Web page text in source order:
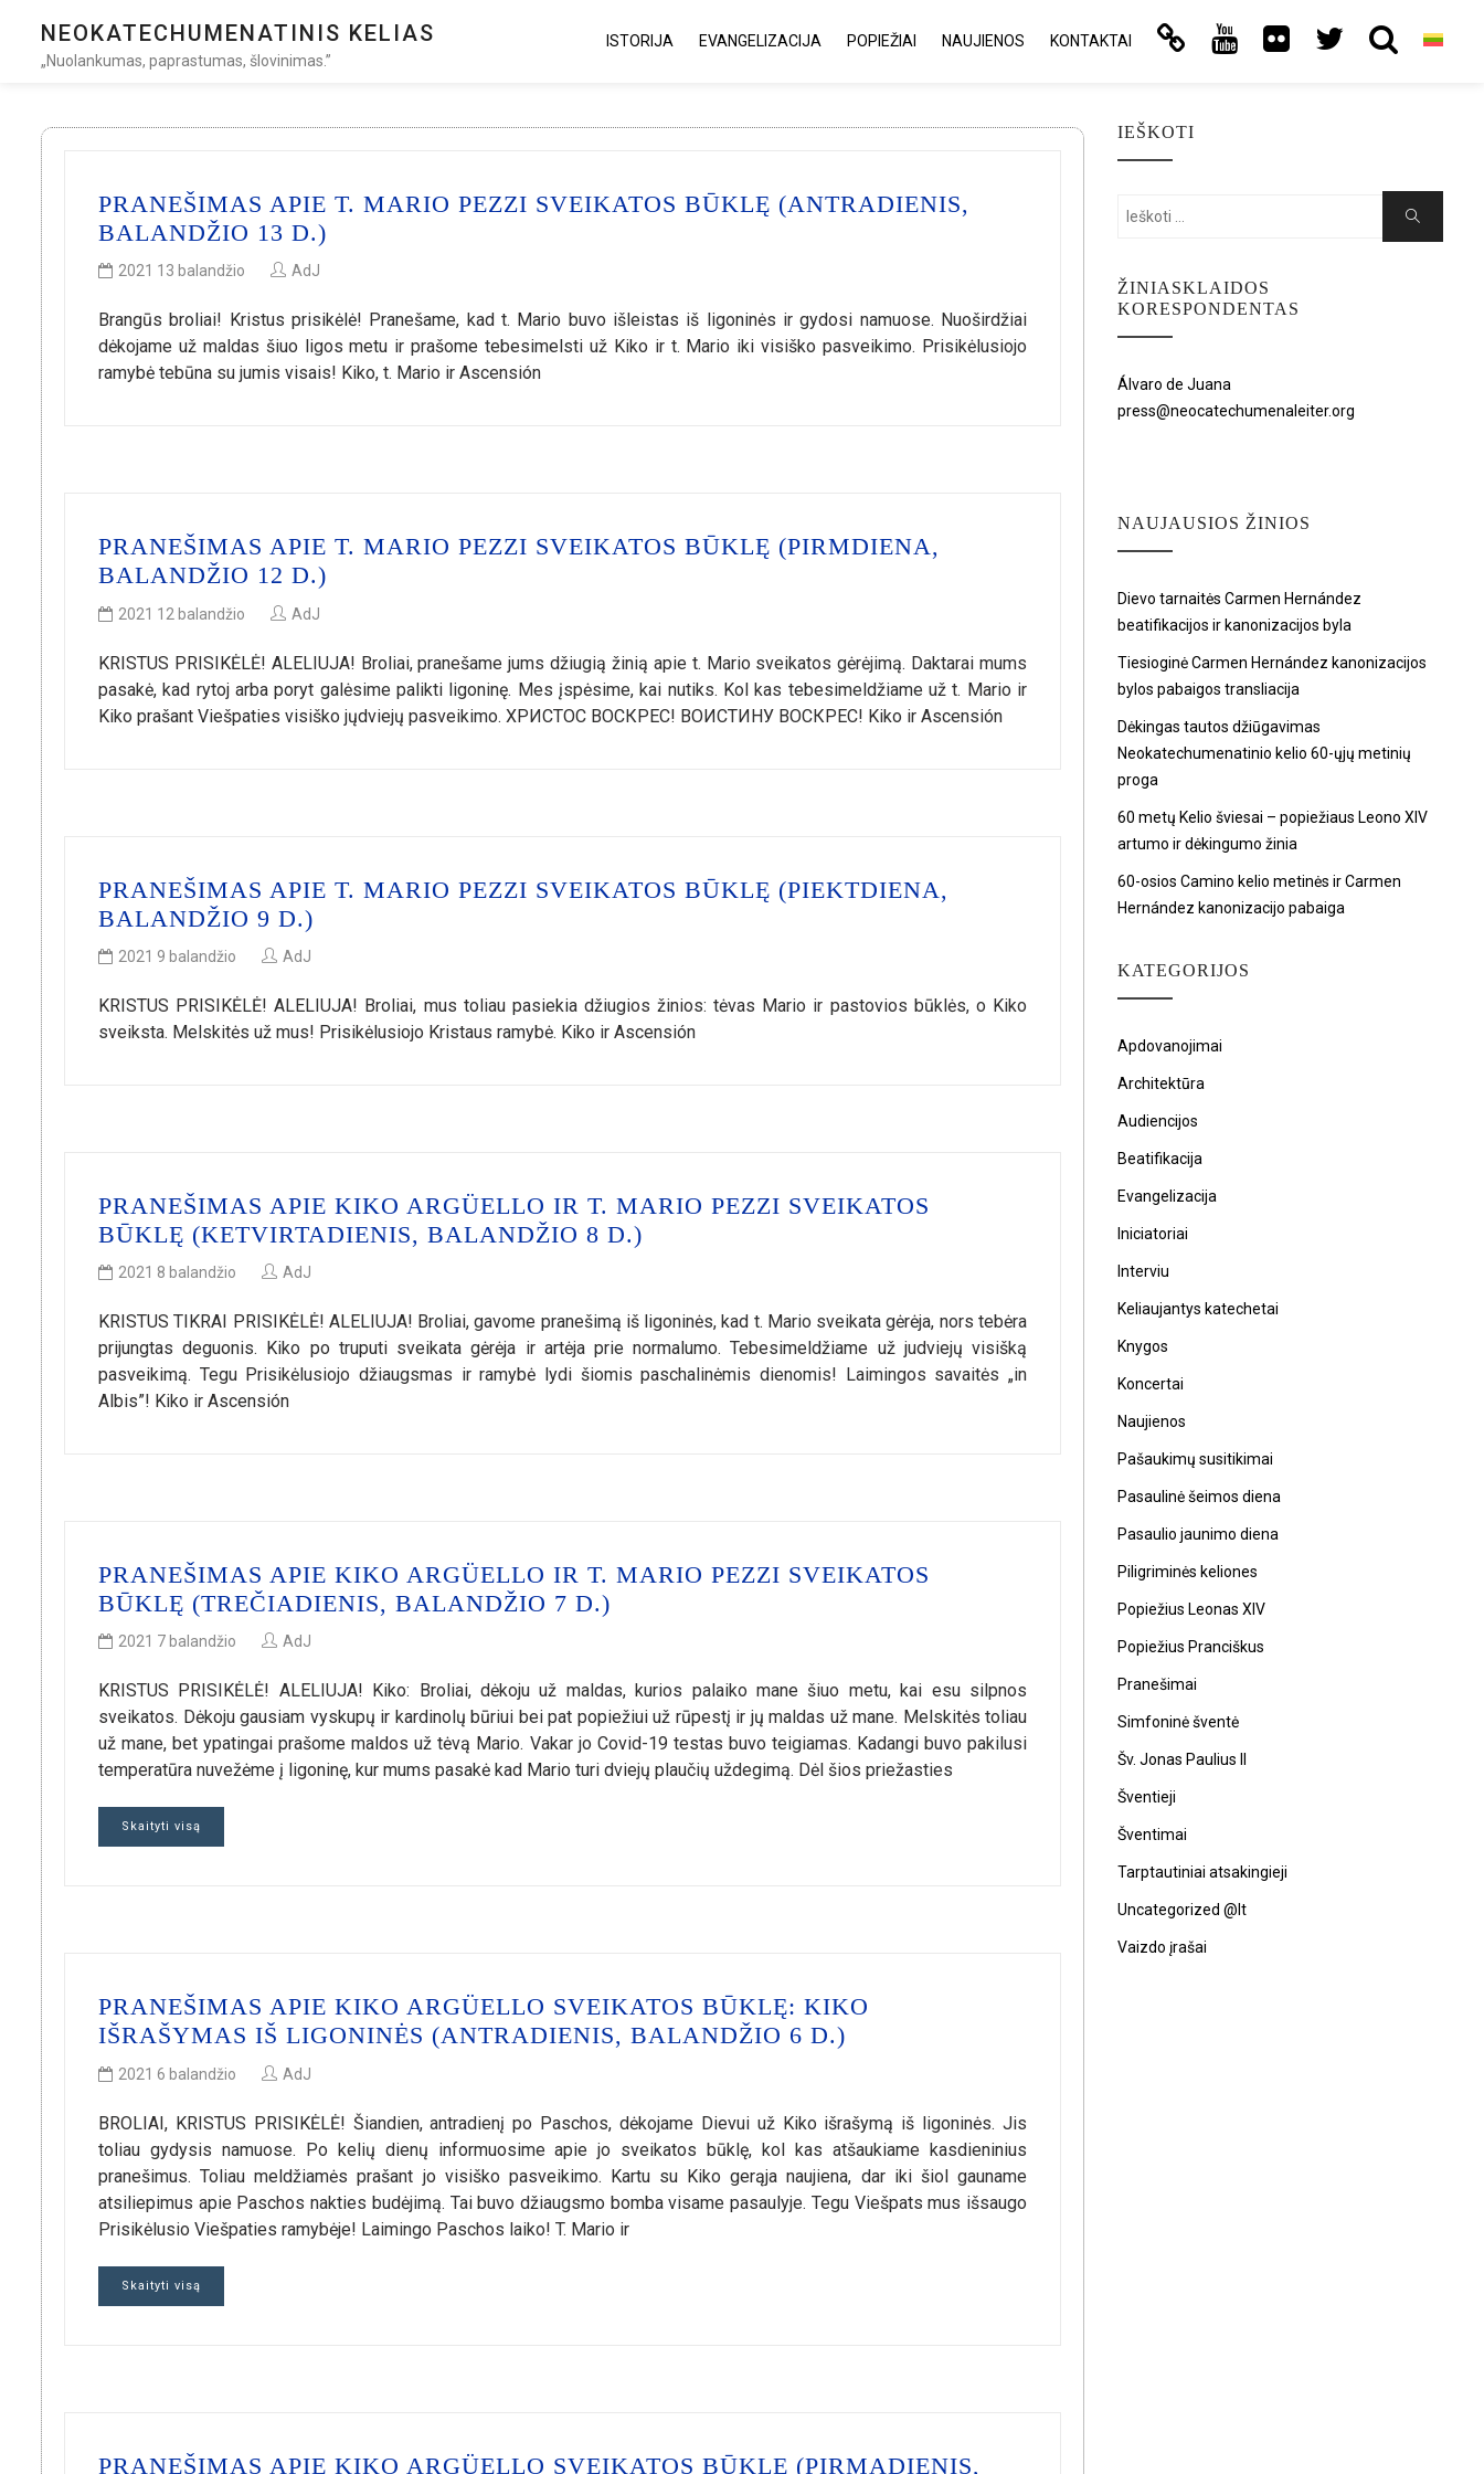
NEOKATECHUMENATINIS KELIAS
„Nuolankumas, paprastumas, šlovinimas.”
ISTORIJA EVANGELIZACIJA POPIEŽIAI NAUJIENOS KONTAKTAI
PRANEŠIMAS APIE T. MARIO PEZZI SVEIKATOS BŪKLĘ (ANTRADIENIS,
BALANDŽIO 13 D.)
2021 13 balandžio AdJ
Brangūs broliai! Kristus prisikėlė! Pranešame, kad t. Mario buvo išleistas iš ligoninės ir gydosi namuose. Nuoširdžiai
dėkojame už maldas šiuo ligos metu ir prašome tebesimelsti už Kiko ir t. Mario iki visiško pasveikimo. Prisikėlusiojo
ramybė tebūna su jumis visais! Kiko, t. Mario ir Ascensión
PRANEŠIMAS APIE T. MARIO PEZZI SVEIKATOS BŪKLĘ (PIRMDIENA,
BALANDŽIO 12 D.)
2021 12 balandžio AdJ
KRISTUS PRISIKĖLĖ! ALELIUJA! Broliai, pranešame jums džiugią žinią apie t. Mario sveikatos gėrėjimą. Daktarai mums
pasakė, kad rytoj arba poryt galėsime palikti ligoninę. Mes įspėsime, kai nutiks. Kol kas tebesimeldžiame už t. Mario ir
Kiko prašant Viešpaties visiško jųdviejų pasveikimo. ХРИСТОС ВОСКРЕС! ВОИСТИНУ ВОСКРЕС! Kiko ir Ascensión
PRANEŠIMAS APIE T. MARIO PEZZI SVEIKATOS BŪKLĘ (PIEKTDIENA,
BALANDŽIO 9 D.)
2021 9 balandžio AdJ
KRISTUS PRISIKĖLĖ! ALELIUJA! Broliai, mus toliau pasiekia džiugios žinios: tėvas Mario ir pastovios būklės, o Kiko
sveiksta. Melskitės už mus! Prisikėlusiojo Kristaus ramybė. Kiko ir Ascensión
PRANEŠIMAS APIE KIKO ARGÜELLO IR T. MARIO PEZZI SVEIKATOS
BŪKLĘ (KETVIRTADIENIS, BALANDŽIO 8 D.)
2021 8 balandžio AdJ
KRISTUS TIKRAI PRISIKĖLĖ! ALELIUJA! Broliai, gavome pranešimą iš ligoninės, kad t. Mario sveikata gėrėja, nors tebėra
prijungtas deguonis. Kiko po truputi sveikata gėrėja ir artėja prie normalumo. Tebesimeldžiame už judviejų visišką
pasveikimą. Tegu Prisikėlusiojo džiaugsmas ir ramybė lydi šiomis paschalinėmis dienomis! Laimingos savaitės „in
Albis”! Kiko ir Ascensión
PRANEŠIMAS APIE KIKO ARGÜELLO IR T. MARIO PEZZI SVEIKATOS
BŪKLĘ (TREČIADIENIS, BALANDŽIO 7 D.)
2021 7 balandžio AdJ
KRISTUS PRISIKĖLĖ! ALELIUJA! Kiko: Broliai, dėkoju už maldas, kurios palaiko mane šiuo metu, kai esu silpnos
sveikatos. Dėkoju gausiam vyskupų ir kardinolų būriui bei pat popiežiui už rūpestį ir jų maldas už mane. Melskitės toliau
už mane, bet ypatingai prašome maldos už tėvą Mario. Vakar jo Covid-19 testas buvo teigiamas. Kadangi buvo pakilusi
temperatūra nuvežėme į ligoninę, kur mums pasakė kad Mario turi dviejų plaučių uždegimą. Dėl šios priežasties
Skaityti visą
PRANEŠIMAS APIE KIKO ARGÜELLO SVEIKATOS BŪKLĘ: KIKO
IŠRAŠYMAS IŠ LIGONINĖS (ANTRADIENIS, BALANDŽIO 6 D.)
2021 6 balandžio AdJ
BROLIAI, KRISTUS PRISIKĖLĖ! Šiandien, antradienį po Paschos, dėkojame Dievui už Kiko išrašymą iš ligoninės. Jis
toliau gydysis namuose. Po kelių dienų informuosime apie jo sveikatos būklę, kol kas atšaukiame kasdieninius
pranešimus. Toliau meldžiamės prašant jo visiško pasveikimo. Kartu su Kiko gerąja naujiena, dar iki šiol gauname
atsiliepimus apie Paschos nakties budėjimą. Tai buvo džiaugsmo bomba visame pasaulyje. Tegu Viešpats mus išsaugo
Prisikėlusio Viešpaties ramybėje! Laimingo Paschos laiko! T. Mario ir
Skaityti visą
PRANEŠIMAS APIE KIKO ARGÜELLO SVEIKATOS BŪKLĘ (PIRMADIENIS,
IEŠKOTI
Search
Search
ŽINIASKLAIDOS
KORESPONDENTAS
Álvaro de Juana
press@neocatechumenaleiter.org
NAUJAUSIOS ŽINIOS
Dievo tarnaitės Carmen Hernández
beatifikacijos ir kanonizacijos byla
Tiesioginė Carmen Hernández kanonizacijos
bylos pabaigos transliacija
Dėkingas tautos džiūgavimas
Neokatechumenatinio kelio 60-ųjų metinių
proga
60 metų Kelio šviesai – popiežiaus Leono XIV
artumo ir dėkingumo žinia
60-osios Camino kelio metinės ir Carmen
Hernández kanonizacijo pabaiga
KATEGORIJOS
Apdovanojimai
Architektūra
Audiencijos
Beatifikacija
Evangelizacija
Iniciatoriai
Interviu
Keliaujantys katechetai
Knygos
Koncertai
Naujienos
Pašaukimų susitikimai
Pasaulinė šeimos diena
Pasaulio jaunimo diena
Piligriminės keliones
Popiežius Leonas XIV
Popiežius Pranciškus
Pranešimai
Simfoninė šventė
Šv. Jonas Paulius II
Šventieji
Šventimai
Tarptautiniai atsakingieji
Uncategorized @lt
Vaizdo įrašai